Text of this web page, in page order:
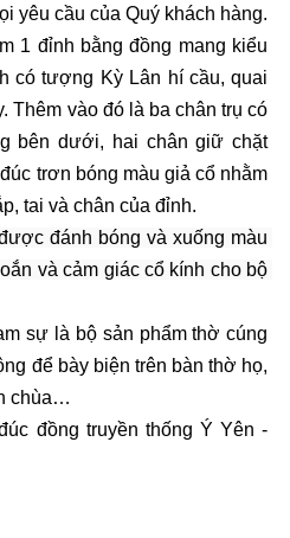
yêu cầu của Quý khách hàng.
1 đỉnh bằng đồng mang kiểu
có tượng Kỳ Lân hí cầu, quai
Thêm vào đó là ba chân trụ có
bên dưới, hai chân giữ chặt
trơn bóng màu giả cổ nhằm
tai và chân của đỉnh.
đánh bóng và xuống màu
và cảm giác cổ kính cho bộ
sự là bộ sản phẩm thờ cúng
để bày biện trên bàn thờ họ,
chùa…
đồng truyền thống Ý Yên -